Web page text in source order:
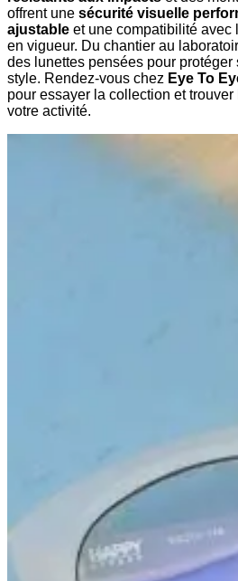
offrent une sécurité visuelle
ajustable et une compatibilité avec
en vigueur. Du chantier au
des lunettes pensées pour
style. Rendez-vous chez Eye To
pour essayer la collection et
votre activité.